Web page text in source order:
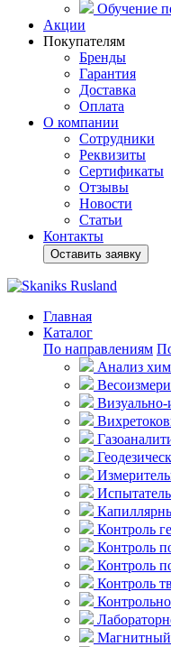
Обучение
Акции
Покупателям
Бренды
Гарантия
Доставка
Оплата
О компании
Сотрудники
Реквизиты
Сертификаты
Отзывы
Новости
Статьи
Контакты
Оставить заявку
Главная
Каталог
По направлениям
Анализ
Визуально-
Контроль
Контроль
Контроль
Контроль
Магнитный